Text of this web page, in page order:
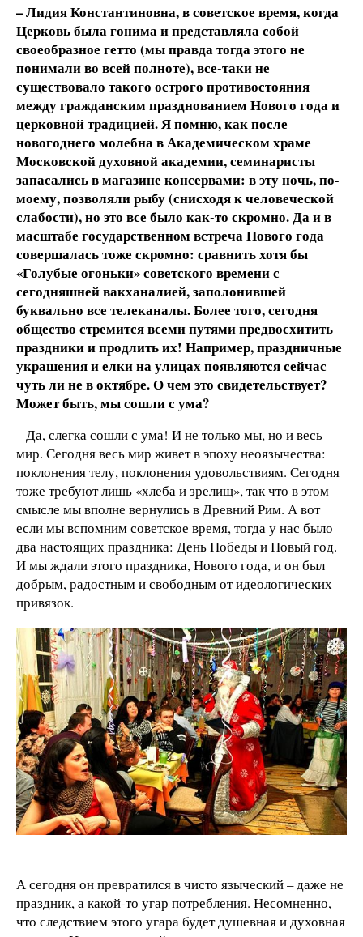
– Лидия Константиновна, в советское время,когда
Церковь была гонима и представляла собой
своеобразное гетто (мы правда тогда этого не
понимали во всей полноте), все-таки не
существовало такого острого противостояния
между гражданским празднованием Нового года и
церковной традицией. Я помню, как после
новогоднего молебна в Академическом храме
Московской духовной академии, семинаристы
запасались в магазине консервами: в эту ночь, по-
моему, позволяли рыбу (снисходя к человеческой
слабости), но это все было как-то скромно. Да и в
масштабе государственном встреча Нового года
совершалась тоже скромно: сравнить хотя бы
«Голубые огоньки» советского времени с
сегодняшней вакханалией, заполонившей
буквально все телеканалы. Более того, сегодня
общество стремится всеми путями предвосхитить
праздники и продлить их! Например, праздничные
украшения и елки на улицах появляются сейчас
чуть ли не в октябре. О чем это свидетельствует?
Может быть, мы сошли с ума?
– Да, слегка сошли с ума! И не только мы, но и весь
мир. Сегодня весь мир живет в эпоху неоязычества:
поклонения телу, поклонения удовольствиям. Сегодня
тоже требуют лишь «хлеба и зрелищ», так что в этом
смысле мы вполне вернулись в Древний Рим. А вот
если мы вспомним советское время, тогда у нас было
два настоящих праздника: День Победы и Новый год.
И мы ждали этого праздника, Нового года, и он был
добрым, радостным и свободным от идеологических
привязок.
А сегодня он превратился в чисто языческий – даже не
праздник, а какой-то угар потребления. Несомненно,
что следствием этого угара будет душевная и духовная